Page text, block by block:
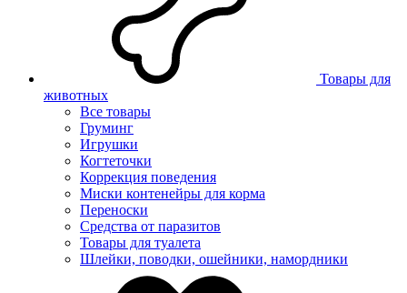
Товары для
животных
Все товары
Груминг
Игрушки
Когтеточки
Коррекция поведения
Миски контенейры для корма
Переноски
Средства от паразитов
Товары для туалета
Шлейки, поводки, ошейники, намордники